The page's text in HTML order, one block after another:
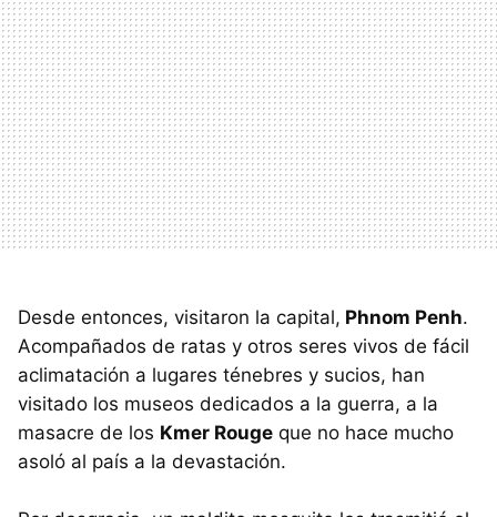
Desde entonces, visitaron la capital, Phnom Penh.
Acompañados de ratas y otros seres vivos de fácil
aclimatación a lugares ténebres y sucios, han
visitado los museos dedicados a la guerra, a la
masacre de los Kmer Rouge que no hace mucho
asoló al país a la devastación.